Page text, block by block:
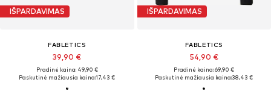
IŠPARDAVIMAS
FABLETICS
39,90 €
Pradinė kaina: 49,90 €
Paskutinė mažiausia kaina:17,43 €
IŠPARDAVIMAS
FABLETICS
54,90 €
Pradinė kaina: 69,90 €
Paskutinė mažiausia kaina:38,43 €